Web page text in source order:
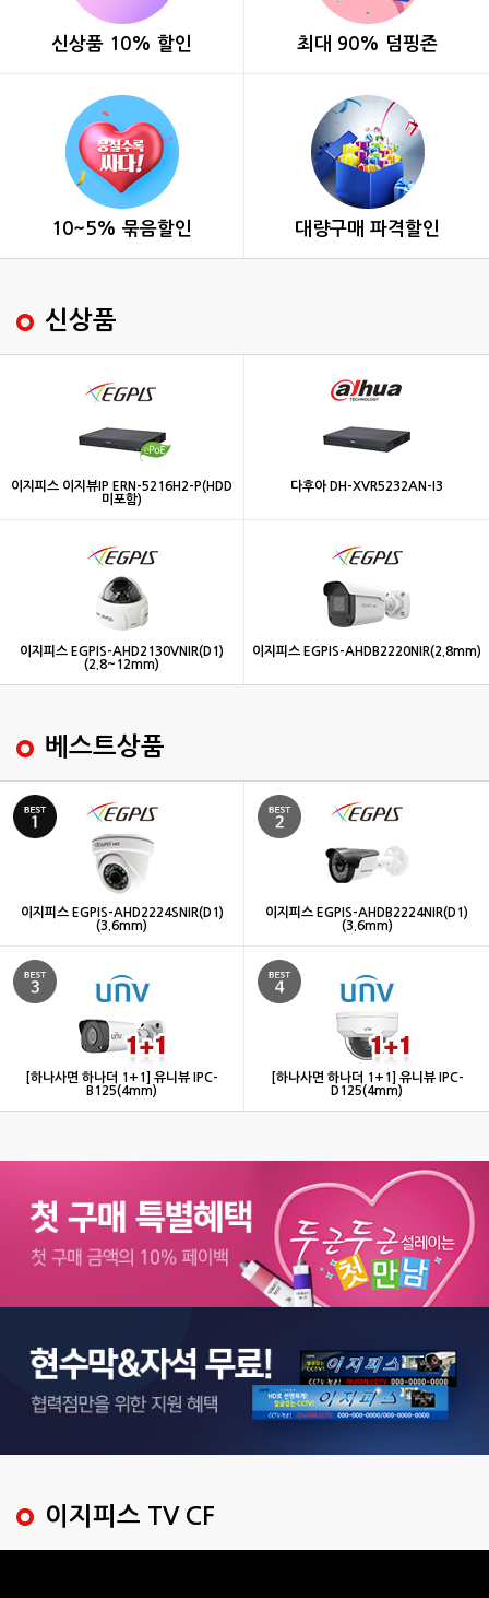
신상품 10% 할인 최대 90% 덤핑존
10~5% 묶음할인 대량구매 파격할인
신상품
이지피스 이지뷰IP ERN-5216H2-P(HDD
미포함)
다후아 DH-XVR5232AN-I3
이지피스 EGPIS-AHD2130VNIR(D1)
(2.8~12mm)
이지피스 EGPIS-AHDB2220NIR(2.8mm)
베스트상품
이지피스 EGPIS-AHD2224SNIR(D1)
(3.6mm)
이지피스 EGPIS-AHDB2224NIR(D1)
(3.6mm)
[하나사면 하나더 1+1] 유니뷰 IPC-
B125(4mm)
[하나사면 하나더 1+1] 유니뷰 IPC-
D125(4mm)
이지피스 TV CF